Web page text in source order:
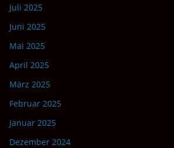
Juli 2025
Juni 2025
Mai 2025
April 2025
März 2025
Februar 2025
Januar 2025
Dezember 2024